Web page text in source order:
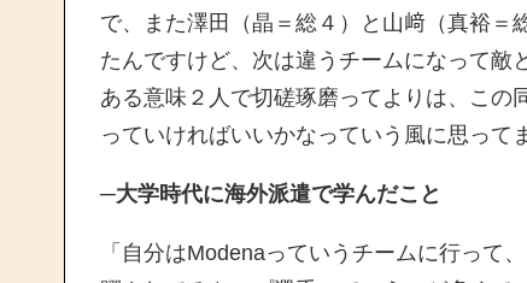
で、また澤田（晶＝総４）と山﨑（真裕＝
たんですけど、次は違うチームになって敵
ある意味２人で切磋琢磨ってよりは、この
っていければいいかなっていう風に思って
─大学時代に海外派遣で学んだこと
「自分はModenaっていうチームに行って